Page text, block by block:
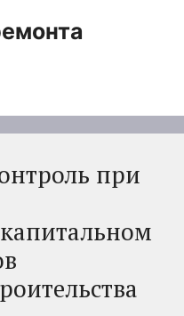
при